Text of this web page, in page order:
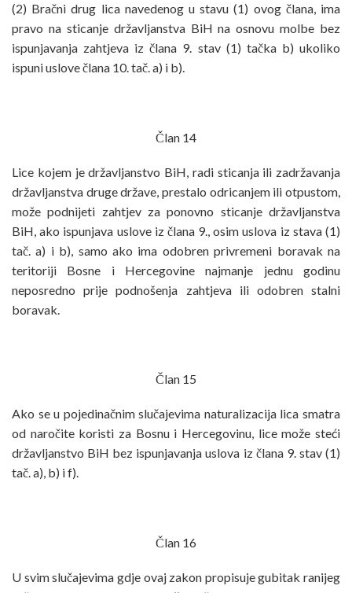
(2) Bračni drug lica navedenog u stavu (1) ovog člana, ima
pravo na sticanje državljanstva BiH na osnovu molbe bez
ispunjavanja zahtjeva iz člana 9. stav (1) tačka b) ukoliko
ispuni uslove člana 10. tač. a) i b).
Član 14
Lice kojem je državljanstvo BiH, radi sticanja ili zadržavanja
državljanstva druge države, prestalo odricanjem ili otpustom,
može podnijeti zahtjev za ponovno sticanje državljanstva
BiH, ako ispunjava uslove iz člana 9., osim uslova iz stava (1)
tač. a) i b), samo ako ima odobren privremeni boravak na
teritoriji Bosne i Hercegovine najmanje jednu godinu
neposredno prije podnošenja zahtjeva ili odobren stalni
boravak.
Član 15
Ako se u pojedinačnim slučajevima naturalizacija lica smatra
od naročite koristi za Bosnu i Hercegovinu, lice može steći
državljanstvo BiH bez ispunjavanja uslova iz člana 9. stav (1)
tač. a), b) i f).
Član 16
U svim slučajevima gdje ovaj zakon propisuje gubitak ranijeg